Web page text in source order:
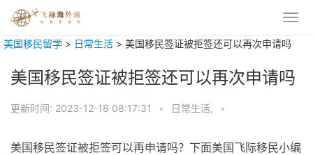
美国移民留学 > 日常生活 > 美国移民签证被拒签还可以再次申请吗
美国移民签证被拒签还可以再次申请吗
更新时间: 2023-12-18 08:17:31 • 日常生活, •
美国移民签证被拒签可以再申请吗？下面美国飞际移民小编